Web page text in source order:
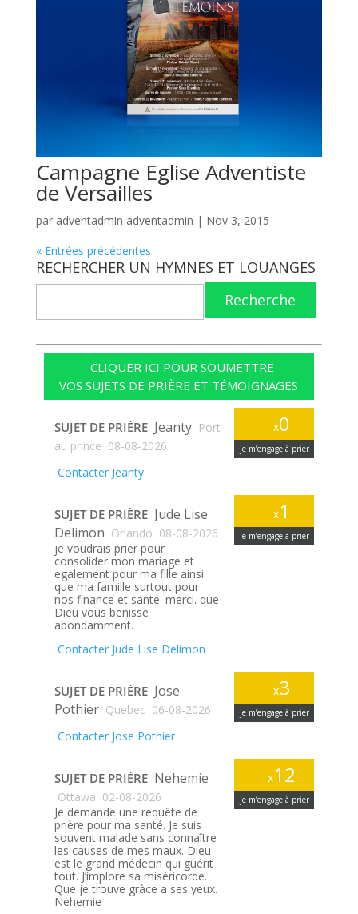
Campagne Eglise Adventiste
de Versailles
par adventadmin adventadmin | Nov 3, 2015
« Entrées précédentes
RECHERCHER UN HYMNES ET LOUANGES
Recherche
CLIQUER ICI POUR SOUMETTRE
VOS SUJETS DE PRIÈRE ET TÉMOIGNAGES
x0
je m’engage à prier
SUJET DE PRIÈRE Jeanty Port
au prince 08-08-2026
Contacter Jeanty
x1
je m’engage à prier
SUJET DE PRIÈRE Jude Lise
Delimon Orlando 08-08-2026
je voudrais prier pour
consolider mon mariage et
egalement pour ma fille ainsi
que ma famille surtout pour
nos finance et sante. merci. que
Dieu vous benisse
abondamment.
Contacter Jude Lise Delimon
x3
je m’engage à prier
SUJET DE PRIÈRE Jose
Pothier Quebec 06-08-2026
Contacter Jose Pothier
x12
je m’engage à prier
SUJET DE PRIÈRE Nehemie
Ottawa 02-08-2026
Je demande une requête de
prière pour ma santé. Je suis
souvent malade sans connaître
les causes de mes maux. Dieu
est le grand médecin qui guérit
tout. J’implore sa miséricorde.
Que je trouve gràce a ses yeux.
Nehemie